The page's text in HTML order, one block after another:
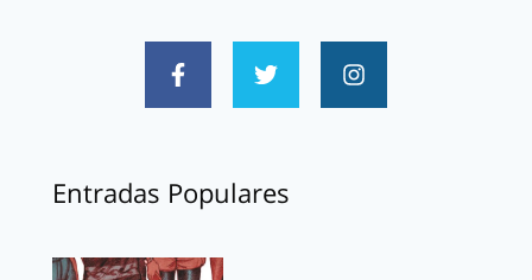
Entradas Populares